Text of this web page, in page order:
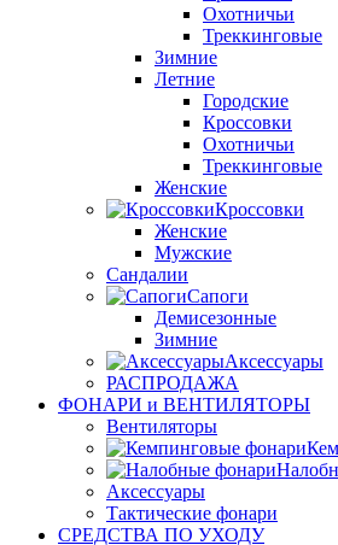
Охотничьи
Треккинговые
Зимние
Летние
Городские
Кроссовки
Охотничьи
Треккинговые
Женские
Кроссовки
Женские
Мужские
Сандалии
Сапоги
Демисезонные
Зимние
Аксессуары
РАСПРОДАЖА
ФОНАРИ и ВЕНТИЛЯТОРЫ
Вентиляторы
Аксессуары
Тактические фонари
СРЕДСТВА ПО УХОДУ